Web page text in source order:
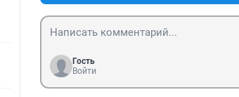
Гость
Войти